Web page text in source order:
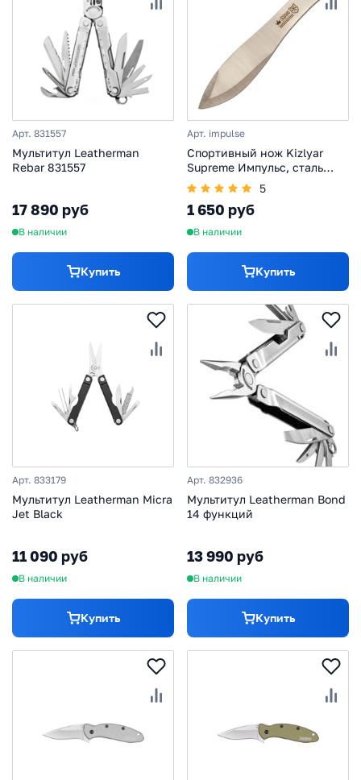
Арт. 831557
Мультитул Leatherman
Rebar 831557
17 890 руб
В наличии
Купить
Арт. impulse
Спортивный нож Kizlyar
Supreme Импульс, сталь
420HC
5
1 650 руб
В наличии
Купить
Арт. 833179
Мультитул Leatherman Micra
Jet Black
11 090 руб
В наличии
Купить
Арт. 832936
Мультитул Leatherman Bond
14 функций
13 990 руб
В наличии
Купить